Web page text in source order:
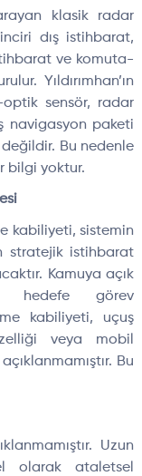
klasik radar
dış istihbarat,
ve komuta-
Yıldırımhan’ın
optik sensör, radar
navigasyon paketi
değildir. Bu nedenle
bilgi yoktur.
kabiliyeti, sistemin
stratejik istihbarat
Kamuya açık
hedefe görev
kabiliyeti, uçuş
veya mobil
Bu
Uzun
olarak ataletsel